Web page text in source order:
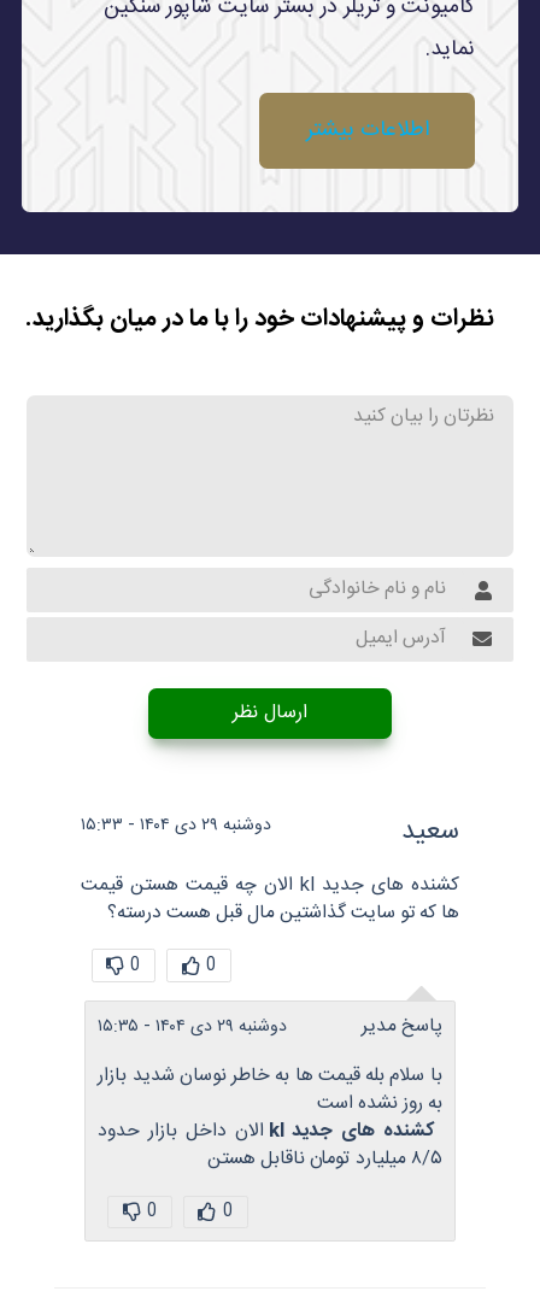
کامیونت و تریلر در بستر سایت شاپور سنگین
نماید.
اطلاعات بیشتر
نظرات و پیشنهادات خود را با ما در میان بگذارید.
ارسال نظر
سعید دوشنبه ۲۹ دی ۱۴۰۴ - ۱۵:۳۳
کشنده های جدید kl الان چه قیمت هستن قیمت
ها که تو سایت گذاشتین مال قبل هست درسته؟
0
0
پاسخ مدیر دوشنبه ۲۹ دی ۱۴۰۴ - ۱۵:۳۵
با سلام بله قیمت ها به خاطر نوسان شدید بازار
به روز نشده است
کشنده های جدید kl
الان داخل بازار حدود
۸/۵ میلیارد تومان ناقابل هستن
0
0